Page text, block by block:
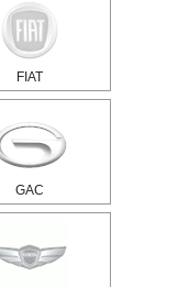
FIAT
GAC